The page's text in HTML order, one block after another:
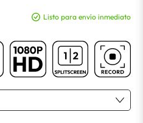
Listo para envío inmediato